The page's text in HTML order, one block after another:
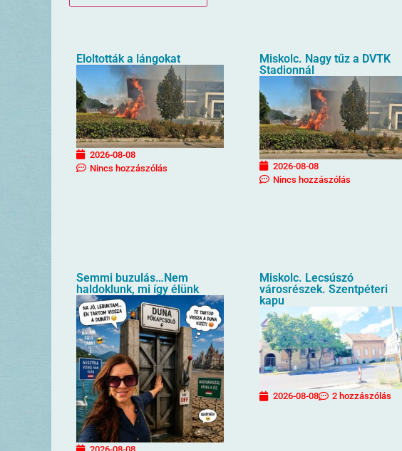
Eloltották a lángokat
2026-08-08
Nincs hozzászólás
Miskolc. Nagy tűz a DVTK
Stadionnál
2026-08-08
Nincs hozzászólás
Semmi buzulás…Nem
haldoklunk, mi így élünk
Miskolc. Lecsúszó
városrészek. Szentpéteri
kapu
2026-08-08 2 hozzászólás